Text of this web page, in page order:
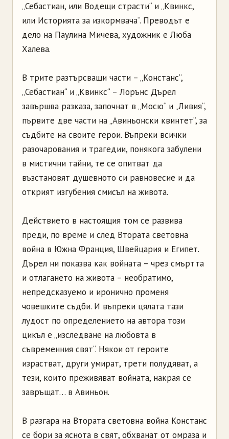
„Себастиан, или Водещи страсти“ и „Квинкс,
или Историята за изкормвача“. Преводът е
дело на Паулина Мичева, художник е Люба
Халева.
В трите разтърсващи части – „Констанс“,
„Себастиан“ и „Квинкс“ – Лорънс Дърел
завършва разказа, започнат в „Мосю“ и „Ливия“,
първите две части на „Авиньонски квинтет“, за
съдбите на своите герои. Въпреки всички
разочарования и трагедии, понякога забулени
в мистични тайни, те се опитват да
възстановят душевното си равновесие и да
открият изгубения смисъл на живота.
Действието в настоящия том се развива
преди, по време и след Втората световна
война в Южна Франция, Швейцария и Египет.
Дърел ни показва как войната – чрез смъртта
и отлагането на живота – необратимо,
непредсказуемо и иронично променя
човешките съдби. И въпреки цялата тази
лудост по определението на автора този
цикъл е „изследване на любовта в
съвременния свят“. Някои от героите
израстват, други умират, трети полудяват, а
тези, които преживяват войната, накрая се
завръщат… в Авиньон.
В разгара на Втората световна война Констанс
се бори за яснота в свят, обхванат от омраза и